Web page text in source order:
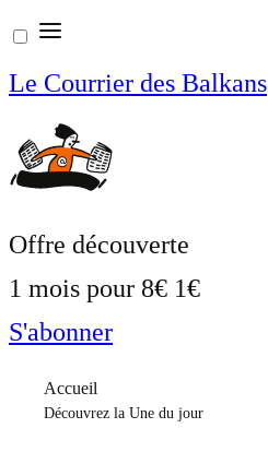
Aller
au
contenu
Le Courrier des Balkans
Offre découverte
1 mois pour 8€ 1€
S'abonner
Accueil
Découvrez la Une du jour